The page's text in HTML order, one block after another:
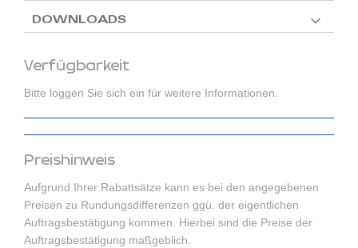
Verfügbarkeit
Bitte loggen Sie sich ein für weitere Informationen.
Preishinweis
Aufgrund Ihrer Rabattsätze kann es bei den angegebenen
Preisen zu Rundungsdifferenzen ggü. der eigentlichen
Auftragsbestätigung kommen. Hierbei sind die Preise der
Auftragsbestätigung maßgeblich.
DOWNLOADS